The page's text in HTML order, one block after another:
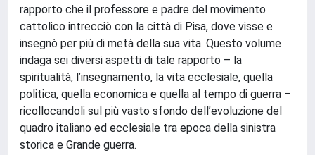
rapporto che il professore e padre del movimento
cattolico intrecciò con la città di Pisa, dove visse e
insegnò per più di metà della sua vita. Questo volume
indaga sei diversi aspetti di tale rapporto – la
spiritualità, l’insegnamento, la vita ecclesiale, quella
politica, quella economica e quella al tempo di guerra –
ricollocandoli sul più vasto sfondo dell’evoluzione del
quadro italiano ed ecclesiale tra epoca della sinistra
storica e Grande guerra.